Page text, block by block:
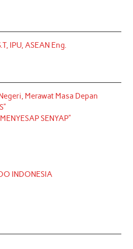
IPU, ASEAN Eng.
Merawat Masa Depan
SENYAP”
INDONESIA